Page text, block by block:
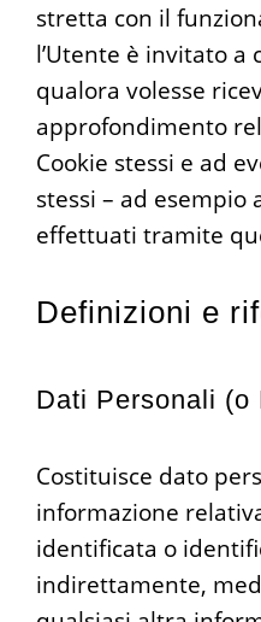
stretta con il
l’Utente è invitato
qualora volesse
approfondimento
Cookie stessi e ad
stessi – ad esempio
effettuati tramite
Definizioni e
Dati Personali (o
Costituisce dato
informazione
identificata o
indirettamente,